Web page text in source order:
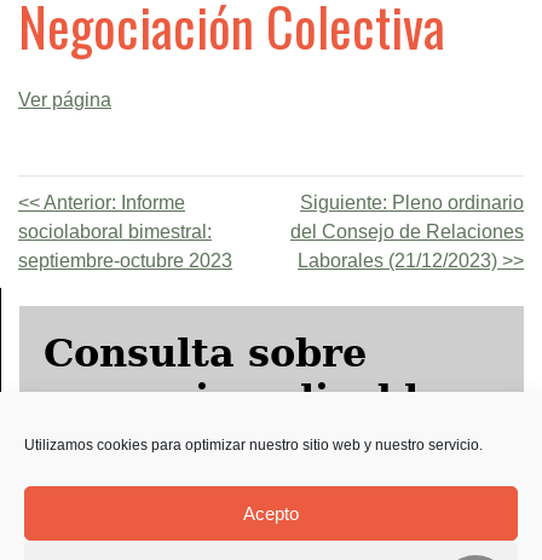
Utilizamos cookies para optimizar nuestro sitio web y nuestro servicio.
Acepto
Negociación Colectiva
Ver página
Anterior: Informe
sociolaboral bimestral:
septiembre-octubre 2023
Siguiente: Pleno ordinario
del Consejo de Relaciones
Laborales (21/12/2023)
Consulta sobre
convenio aplicable
Solicitud Preco